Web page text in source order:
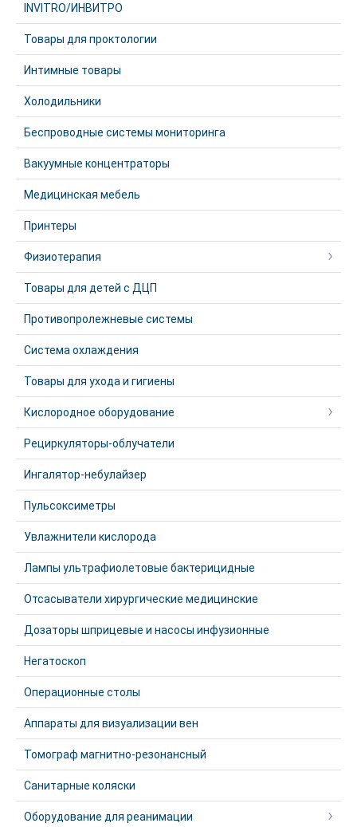
INVITRO/ИНВИТРО
Товары для проктологии
Интимные товары
Холодильники
Беспроводные системы мониторинга
Вакуумные концентраторы
Медицинская мебель
Принтеры
Физиотерапия
Товары для детей с ДЦП
Противопролежневые системы
Система охлаждения
Товары для ухода и гигиены
Кислородное оборудование
Рециркуляторы-облучатели
Ингалятор-небулайзер
Пульсоксиметры
Увлажнители кислорода
Лампы ультрафиолетовые бактерицидные
Отсасыватели хирургические медицинские
Дозаторы шприцевые и насосы инфузионные
Негатоскоп
Операционные столы
Аппараты для визуализации вен
Томограф магнитно-резонансный
Санитарные коляски
Оборудование для реанимации